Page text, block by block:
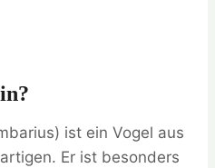
ist ein Vogel aus
Er ist besonders